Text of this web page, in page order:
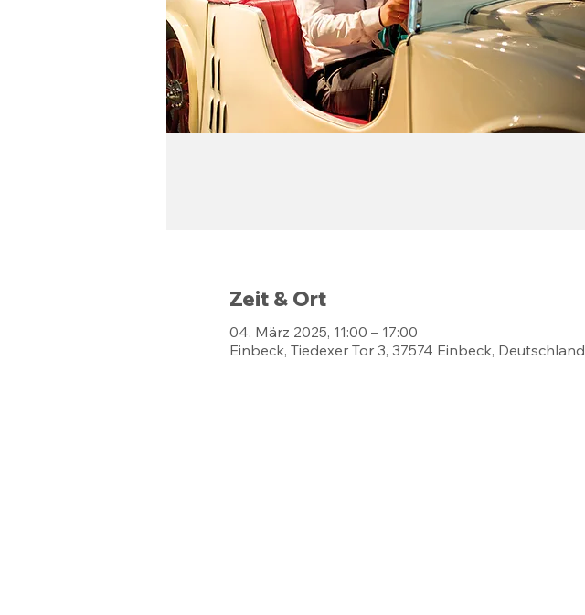
Zeit & Ort
04. März 2025, 11:00 – 17:00
Einbeck, Tiedexer Tor 3, 37574 Einbeck, Deutschland